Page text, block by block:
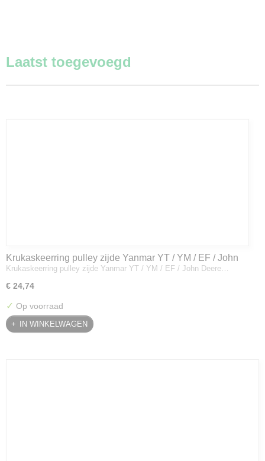
Laatst toegevoegd
Krukaskeerring pulley zijde Yanmar YT / YM / EF / John
Deere - 119934-01800
Krukaskeerring pulley zijde Yanmar YT / YM / EF / John Deere…
€ 24,74
✓ Op voorraad
IN WINKELWAGEN